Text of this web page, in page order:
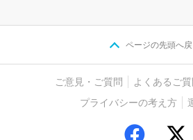
ページの先頭へ
ご意見・ご質問 よくあるご
プライバシーの考え方